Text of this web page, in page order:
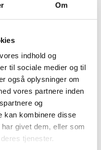
Om
indhold og
til sociale medier og til
også oplysninger om
vores partnere inden
og
kan kombinere disse
givet dem, eller som
tjenester.